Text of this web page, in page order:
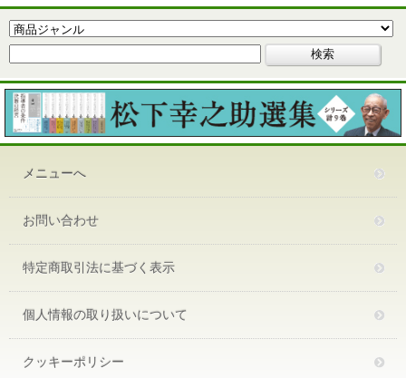
メニューへ
お問い合わせ
特定商取引法に基づく表示
個人情報の取り扱いについて
クッキーポリシー